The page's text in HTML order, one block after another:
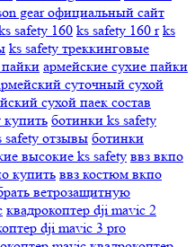
gear официальный сайт
safety 160 ks safety 160 r ks
ks safety треккинговые
армейские сухие пайки
суточный сухой
сухой паек состав
ботинки ks safety
safety отзывы ботинки
высокие ks safety ввз вкпо
купить ввз костюм вкпо
ветрозащитную
квадрокоптер dji mavic 2
dji mavic 3 pro